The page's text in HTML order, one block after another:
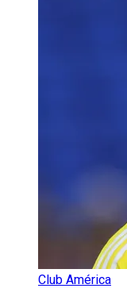
Club América